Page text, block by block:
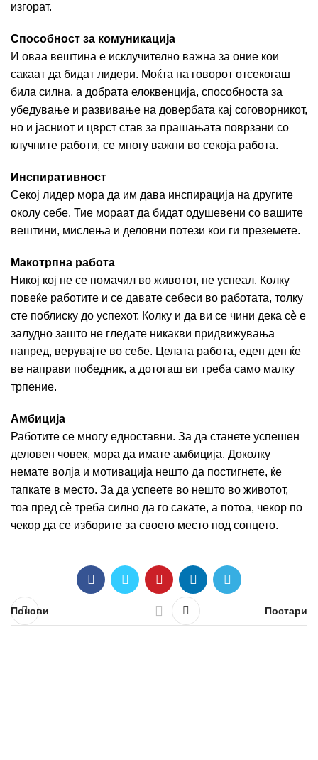
изгорат.
Способност за комуникација
И оваа вештина е исклучително важна за оние кои
сакаат да бидат лидери. Моќта на говорот отсекогаш
била силна, а добрата елоквенција, способноста за
убедување и развивање на довербата кај соговорникот,
но и јасниот и цврст став за прашањата поврзани со
клучните работи, се многу важни во секоја работа.
Инспиративност
Секој лидер мора да им дава инспирација на другите
околу себе. Тие мораат да бидат одушевени со вашите
вештини, мислења и деловни потези кои ги преземете.
Макотрпна работа
Никој кој не се помачил во животот, не успеал. Колку
повеќе работите и се давате себеси во работата, толку
сте поблиску до успехот. Колку и да ви се чини дека сѐ е
залудно зашто не гледате никакви придвижувања
напред, верувајте во себе. Целата работа, еден ден ќе
ве направи победник, а дотогаш ви треба само малку
трпение.
Амбиција
Работите се многу едноставни. За да станете успешен
деловен човек, мора да имате амбиција. Доколку
немате волја и мотивација нешто да постигнете, ќе
тапкате в место. За да успеете во нешто во животот,
тоа пред сѐ треба силно да го сакате, а потоа, чекор по
чекор да се изборите за своето место под сонцето.
Понови Постари